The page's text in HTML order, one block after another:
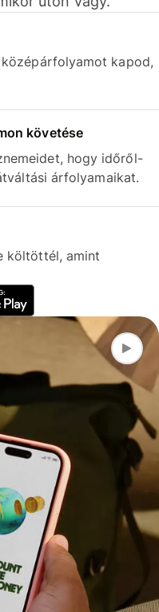
kapod,
követése
hogy időről-
árfolyamaikat.
költöttél, amint